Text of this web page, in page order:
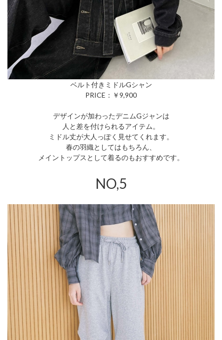
ベルト付きミドルGシャン
PRICE：￥9,900
デザインが加わったデニムGジャンは
人と差を付けられるアイテム。
ミドル丈が大人っぽく見せてくれます。
春の羽織としてはもちろん、
メイントップスとして着るのもおすすめです。
NO,5